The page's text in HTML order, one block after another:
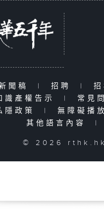
聞稿 | 招聘 |
識產權告示
| 常見
隱政策
| 無障礙播
其他語言內容
|
© 2026 rthk.hk